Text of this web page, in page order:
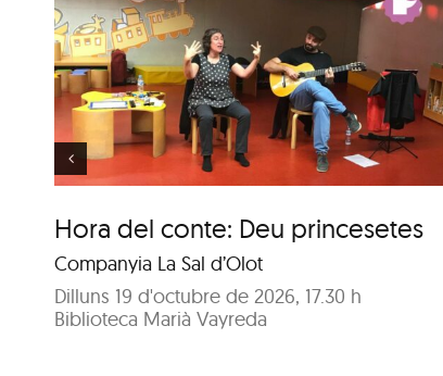
Hora del conte: Deu princesetes
Companyia La Sal d’Olot
Dilluns 19 d'octubre de 2026, 17.30 h
Biblioteca Marià Vayreda
Hora del conte per a
nadons: La festa
d’aniversari